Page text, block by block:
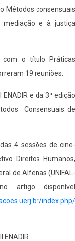
Métodos consensuais
mediação e à justiça
o título Práticas
19 reuniões.
e da 3ª edição
Consensuais de
4 sessões de cine-
Direitos Humanos,
de Alfenas (UNIFAL-
artigo disponível
uerj.br/index.php/